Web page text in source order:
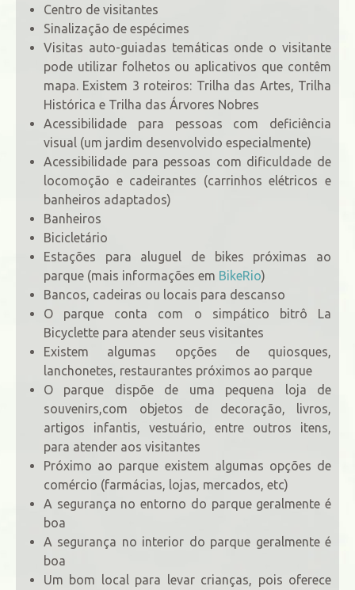
Centro de visitantes
Sinalização de espécimes
Visitas auto-guiadas temáticas onde o visitante
pode utilizar folhetos ou aplicativos que contêm
mapa. Existem 3 roteiros: Trilha das Artes, Trilha
Histórica e Trilha das Árvores Nobres
Acessibilidade para pessoas com deficiência
visual (um jardim desenvolvido especialmente)
Acessibilidade para pessoas com dificuldade de
locomoção e cadeirantes (carrinhos elétricos e
banheiros adaptados)
Banheiros
Bicicletário
Estações para aluguel de bikes próximas ao
parque (mais informações em BikeRio)
Bancos, cadeiras ou locais para descanso
O parque conta com o simpático bitrô La
Bicyclette para atender seus visitantes
Existem algumas opções de quiosques,
lanchonetes, restaurantes próximos ao parque
O parque dispõe de uma pequena loja de
souvenirs,com objetos de decoração, livros,
artigos infantis, vestuário, entre outros itens,
para atender aos visitantes
Próximo ao parque existem algumas opções de
comércio (farmácias, lojas, mercados, etc)
A segurança no entorno do parque geralmente é
boa
A segurança no interior do parque geralmente é
boa
Um bom local para levar crianças, pois oferece